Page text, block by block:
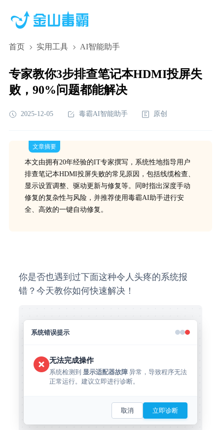
首页 实用工具 AI智能助手
专家教你3步排查笔记本HDMI投屏失
败，90%问题都能解决
2025-12-05 毒霸AI智能助手 原创
文章摘要
本文由拥有20年经验的IT专家撰写，系统性地指导用户
排查笔记本HDMI投屏失败的常见原因，包括线缆检查、
显示设置调整、驱动更新与修复等。同时指出深度手动
修复的复杂性与风险，并推荐使用毒霸AI助手进行安
全、高效的一键自动修复。
你是否也遇到过下面这种令人头疼的系统报
错？今天教你如何快速解决！
系统错误提示
无法完成操作
系统检测到 显示适配器故障 异常，导致程序无法
正常运行。建议立即进行诊断。
取消 立即诊断